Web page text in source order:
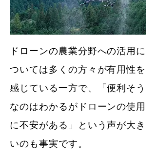
ドローンの農業分野への活用に
ついては多くの方々が有用性を
感じている一方で、「便利そう
なのはわかるがドローンの使用
に不安がある」という声が大き
いのも事実です。